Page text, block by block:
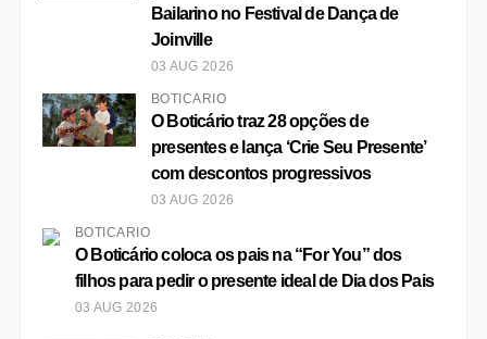
Bailarino no Festival de Dança de
Joinville
03 AUG 2026
BOTICÁRIO
O Boticário traz 28 opções de
presentes e lança ‘Crie Seu Presente’
com descontos progressivos
03 AUG 2026
BOTICÁRIO
O Boticário coloca os pais na “For You” dos
filhos para pedir o presente ideal de Dia dos Pais
03 AUG 2026